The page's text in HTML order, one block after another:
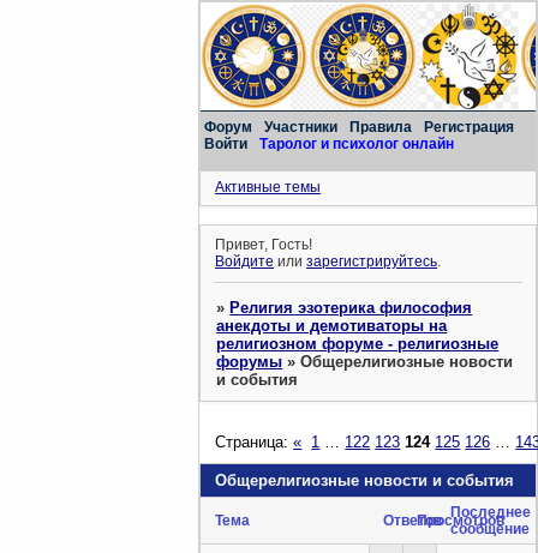
Форум Участники Правила
Регистрация
Войти
Таролог и психолог онлайн
Активные темы
Привет, Гость!
Войдите илизарегистрируйтесь.
»Религия эзотерика философия
анекдоты и демотиваторы на
религиозном форуме - религиозные
форумы »Общерелигиозные новости
и события
Общерелигиозные новости и события
Страница:« 1 122 123 124 125 126
Тема ОтветовПросмотров
Последнее
сообщение